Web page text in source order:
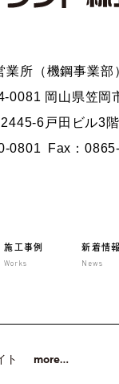
業所（機鋼事業部
0081 岡山県笠岡
6戸田ビル3階
0801
Fax：
施工事例
Works
新着情報
News
ト more...